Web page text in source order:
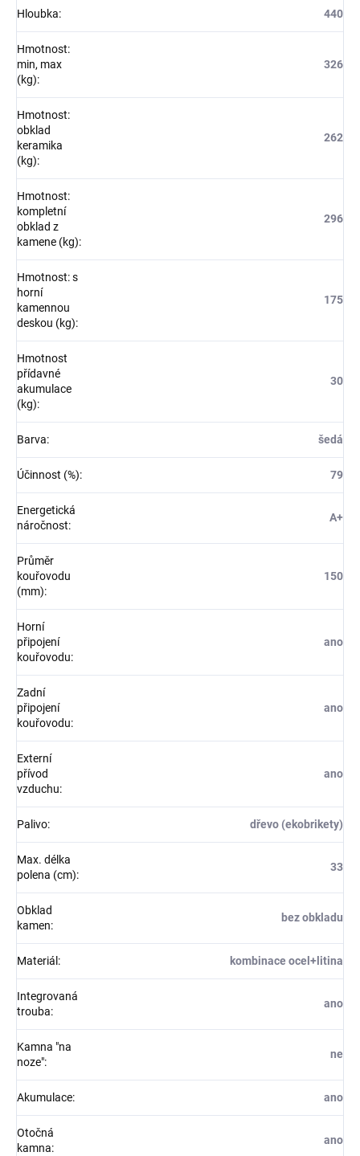
Hloubka: 440
Hmotnost:
min, max
(kg):
326
Hmotnost:
obklad
keramika
(kg):
262
Hmotnost:
kompletní
obklad z
kamene (kg):
296
Hmotnost: s
horní
kamennou
deskou (kg):
175
Hmotnost
přídavné
akumulace
(kg):
30
Barva: šedá
Účinnost (%): 79
Energetická
náročnost:
A+
Průměr
kouřovodu
(mm):
150
Horní
připojení
kouřovodu:
ano
Zadní
připojení
kouřovodu:
ano
Externí
přívod
vzduchu:
ano
Palivo: dřevo (ekobrikety)
Max. délka
polena (cm):
33
Obklad
kamen:
bez obkladu
Materiál : kombinace ocel+litina
Integrovaná
trouba:
ano
Kamna "na
noze":
ne
Akumulace: ano
Otočná
kamna:
ano